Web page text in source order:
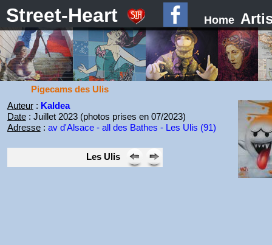
Street-Heart Home
Pigecams des Ulis
Auteur: Kaldea
Date: Juillet 2023 (photos prises en 07/2023)
Adresse: av d'Alsace - all des Bathes - Les Ulis (91)
Les Ulis